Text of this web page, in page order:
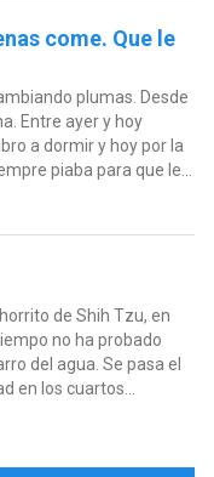
come. Que le
plumas. Desde
Entre ayer y hoy
a dormir y hoy por la
piaba para que le...
de Shih Tzu, en
no ha probado
del agua. Se pasa el
en los cuartos...